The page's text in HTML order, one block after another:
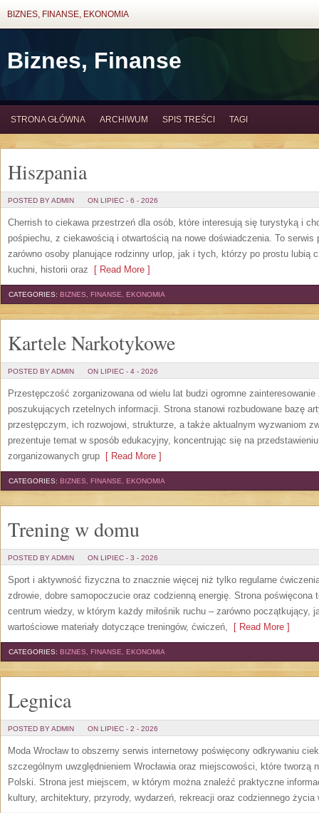
BIZNES, FINANSE, EKONOMIA
Biznes, Finanse
STRONA GŁÓWNA ARCHIWUM SPIS TREŚCI TAGI
Hiszpania
POSTED BY ADMIN ON LIPIEC - 6 - 2026
Cherrish to ciekawa przestrzeń dla osób, które interesują się turystyką i
pośpiechu, z ciekawością i otwartością na nowe doświadczenia. To
zarówno osoby planujące rodzinny urlop, jak i tych, którzy po prostu lubią
kuchni, historii oraz [ Read More ]
CATEGORIES: BIZNES, FINANSE, EKONOMIA
Kartele Narkotykowe
POSTED BY ADMIN ON LIPIEC - 4 - 2026
Przestępczość zorganizowana od wielu lat budzi ogromne
poszukujących rzetelnych informacji. Strona stanowi rozbudowane bazę
przestępczym, ich rozwojowi, strukturze, a także aktualnym wyzwaniom
prezentuje temat w sposób edukacyjny, koncentrując się na
zorganizowanych grup [ Read More ]
CATEGORIES: BIZNES, FINANSE, EKONOMIA
Trening w domu
POSTED BY ADMIN ON LIPIEC - 3 - 2026
Sport i aktywność fizyczna to znacznie więcej niż tylko regularne
zdrowie, dobre samopoczucie oraz codzienną energię. Strona poświęcona
centrum wiedzy, w którym każdy miłośnik ruchu – zarówno początkujący,
wartościowe materiały dotyczące treningów, ćwiczeń, [ Read More ]
CATEGORIES: BIZNES, FINANSE, EKONOMIA
Legnica
POSTED BY ADMIN ON LIPIEC - 2 - 2026
Moda Wrocław to obszerny serwis internetowy poświęcony odkrywaniu
szczególnym uwzględnieniem Wrocławia oraz miejscowości, które
Polski. Strona jest miejscem, w którym można znaleźć praktyczne
kultury, architektury, przyrody, wydarzeń, rekreacji oraz codziennego życia